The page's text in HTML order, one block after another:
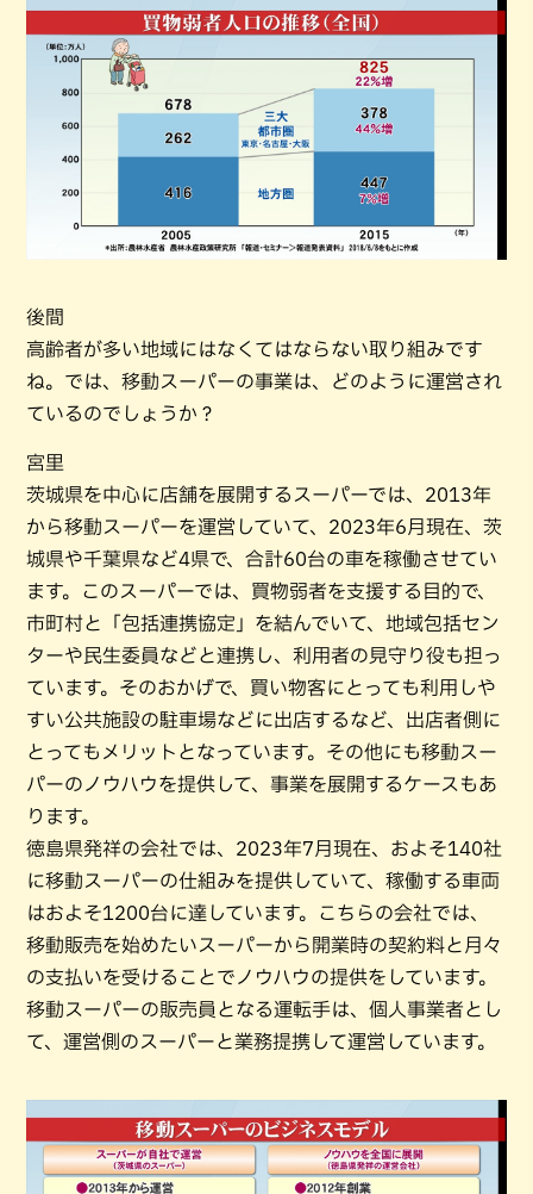
後間
高齢者が多い地域にはなくてはならない取り組みです
ね。では、移動スーパーの事業は、どのように運営され
ているのでしょうか？
宮里
茨城県を中心に店舗を展開するスーパーでは、2013年
から移動スーパーを運営していて、2023年6月現在、茨
城県や千葉県など4県で、合計60台の車を稼働させてい
ます。このスーパーでは、買物弱者を支援する目的で、
市町村と「包括連携協定」を結んでいて、地域包括セン
ターや民生委員などと連携し、利用者の見守り役も担っ
ています。そのおかげで、買い物客にとっても利用しや
すい公共施設の駐車場などに出店するなど、出店者側に
とってもメリットとなっています。その他にも移動スー
パーのノウハウを提供して、事業を展開するケースもあ
ります。
徳島県発祥の会社では、2023年7月現在、およそ140社
に移動スーパーの仕組みを提供していて、稼働する車両
はおよそ1200台に達しています。こちらの会社では、
移動販売を始めたいスーパーから開業時の契約料と月々
の支払いを受けることでノウハウの提供をしています。
移動スーパーの販売員となる運転手は、個人事業者とし
て、運営側のスーパーと業務提携して運営しています。